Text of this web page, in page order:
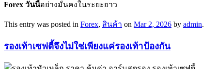
Forex วันนี้อย่างมั่นคงในระยะยาว
This entry was posted in Forex, สินค้า on Mar 2, 2026 by admin.
รองเท้าเซฟตี้จึงไม่ใช่เพียงแค่รองเท้าป้องกัน